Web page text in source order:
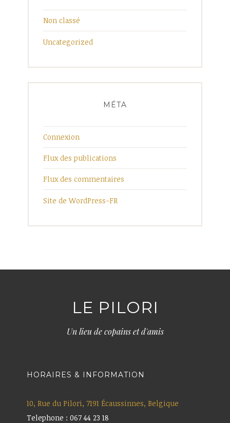
Non classé
Uncategorized
MÉTA
Connexion
Flux des publications
Flux des commentaires
Site de WordPress-FR
LE PILORI
Un lieu de copains et d'amis
HORAIRES & INFORMATION
10, Rue du Pilori, 7191 Écaussinnes, Belgique
Telephone : 067 44 23 18